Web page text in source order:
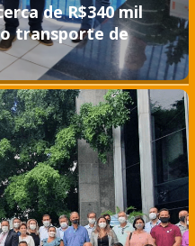
de R$340 mil
o transporte de